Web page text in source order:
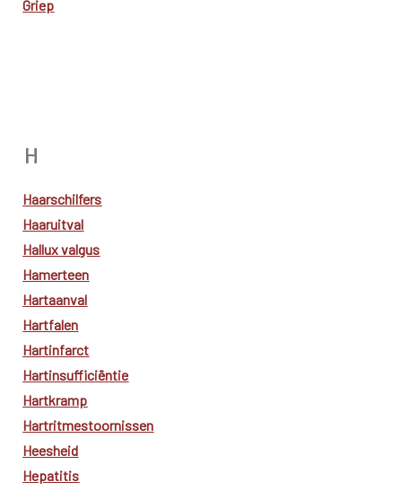
Griep
H
Haarschilfers
Haaruitval
Hallux valgus
Hamerteen
Hartaanval
Hartfalen
Hartinfarct
Hartinsufficiëntie
Hartkramp
Hartritmestoornissen
Heesheid
Hepatitis